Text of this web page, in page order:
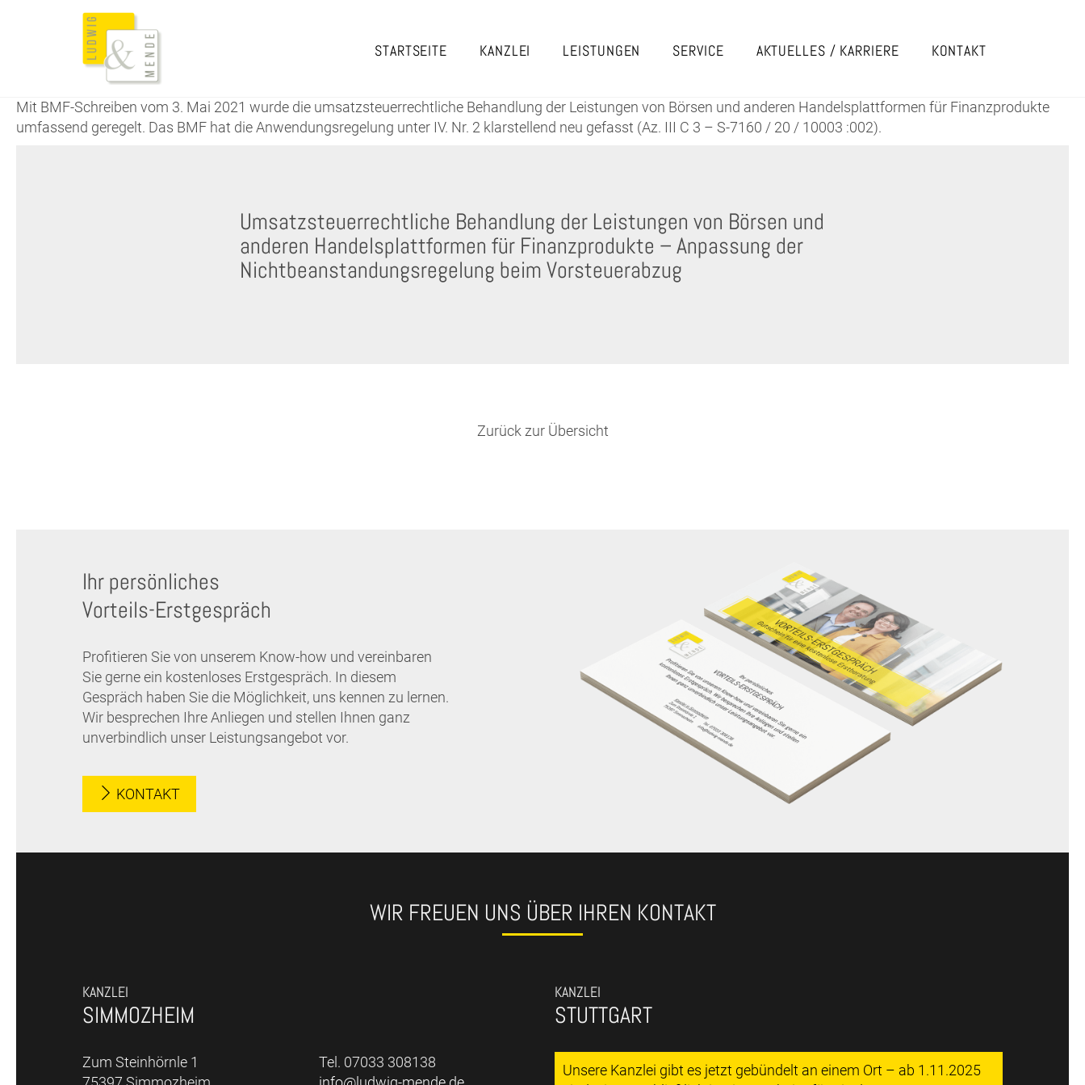
STARTSEITE KANZLEI LEISTUNGEN SERVICE AKTUELLES / KARRIERE KONTAKT
Mit BMF-Schreiben vom 3. Mai 2021 wurde die umsatzsteuerrechtliche Behandlung der Leistungen von Börsen und anderen Handelsplattformen für Finanzprodukte
umfassend geregelt. Das BMF hat die Anwendungsregelung unter IV. Nr. 2 klarstellend neu gefasst (Az. III C 3 – S-7160 / 20 / 10003 :002).
Umsatzsteuerrechtliche Behandlung der Leistungen von Börsen und
anderen Handelsplattformen für Finanzprodukte – Anpassung der
Nichtbeanstandungsregelung beim Vorsteuerabzug
Zurück zur Übersicht
Ihr persönliches
Vorteils-Erstgespräch
Profitieren Sie von unserem Know-how und vereinbaren
Sie gerne ein kostenloses Erstgespräch. In diesem
Gespräch haben Sie die Möglichkeit, uns kennen zu lernen.
Wir besprechen Ihre Anliegen und stellen Ihnen ganz
unverbindlich unser Leistungsangebot vor.
KONTAKT
WIR FREUEN UNS ÜBER IHREN KONTAKT
KANZLEI
SIMMOZHEIM
Zum Steinhörnle 1
Tel. 07033 308138
KANZLEI
STUTTGART
Unsere Kanzlei gibt es jetzt gebündelt an einem Ort – ab 1.11.2025